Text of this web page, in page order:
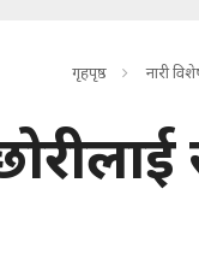
गृहपृष्ठ नारी